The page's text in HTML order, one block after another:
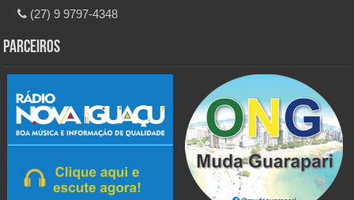
(27) 9 9797-4348
Parceiros